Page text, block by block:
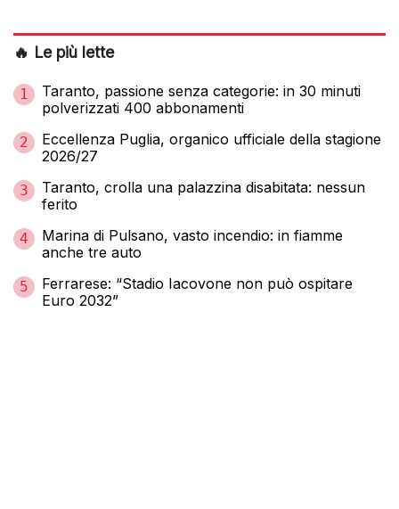
🔥 Le più lette
1
Taranto, passione senza categorie: in 30 minuti
polverizzati 400 abbonamenti
2
Eccellenza Puglia, organico ufficiale della stagione
2026/27
3
Taranto, crolla una palazzina disabitata: nessun
ferito
4
Marina di Pulsano, vasto incendio: in fiamme
anche tre auto
5
Ferrarese: “Stadio Iacovone non può ospitare
Euro 2032”